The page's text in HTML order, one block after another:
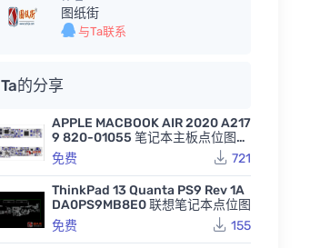
图纸街
与Ta联系
Ta的分享
APPLE MACBOOK AIR 2020 A217
9 820-01055 笔记本主板点位图B
VR
免费 721
ThinkPad 13 Quanta PS9 Rev 1A
DA0PS9MB8E0 联想笔记本点位图
免费
155